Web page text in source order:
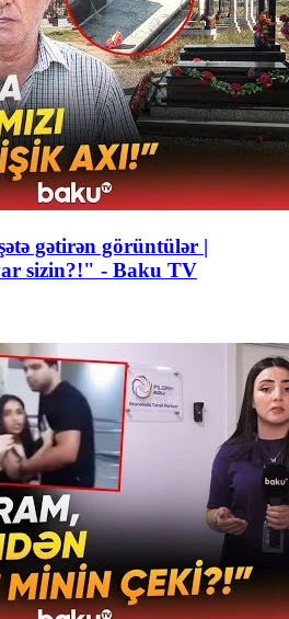
gətirən görüntülər |
sizin?!" - Baku TV